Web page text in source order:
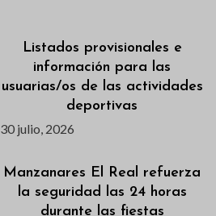
Listados provisionales e
información para las
usuarias/os de las actividades
deportivas
30 julio, 2026
Manzanares El Real refuerza
la seguridad las 24 horas
durante las fiestas